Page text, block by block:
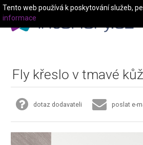
Fly křeslo v tmavé
dotaz dodavateli poslat e-
Tento web používá k poskytování služeb,
informace